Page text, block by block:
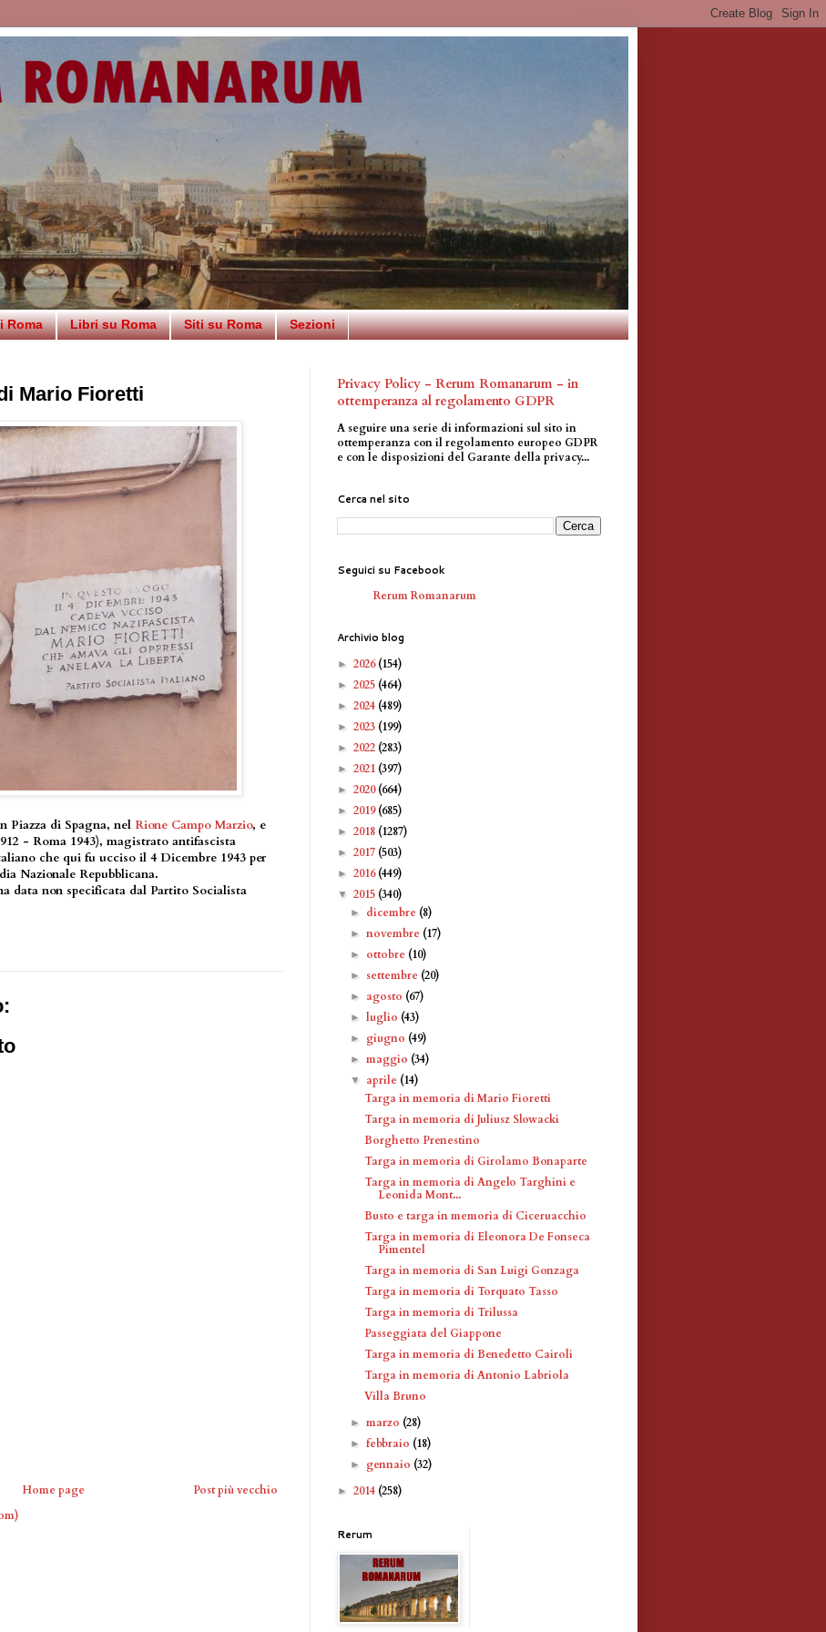
Roma Libri su Roma Siti su Roma Sezioni
Mario Fioretti
Piazza di Spagna, nel Rione Campo Marzio, e
- Roma 1943), magistrato antifascista
che qui fu ucciso il 4 Dicembre 1943 per
Nazionale Repubblicana.
data non specificata dal Partito Socialista
Post più vecchio
Home page
Privacy Policy - Rerum Romanarum - in
ottemperanza al regolamento GDPR
A seguire una serie di informazioni sul sito in
ottemperanza con il regolamento europeo GDPR
e con le disposizioni del Garante della privacy...
Cerca nel sito
Seguici su Facebook
Rerum Romanarum
Archivio blog
► 2026(154)
► 2025 (464)
► 2024 (489)
► 2023 (199)
► 2022 (283)
► 2021 (397)
► 2020(664)
► 2019(685)
► 2018 (1287)
► 2017 (503)
► 2016(449)
▼ 2015 (340)
► dicembre (8)
►novembre (17)
► ottobre (10)
► settembre (20)
► agosto (67)
►luglio (43)
► giugno (49)
►maggio (34)
▼ aprile (14)
Targa in memoria di Mario Fioretti
Targa in memoria di Juliusz Slowacki
Borghetto Prenestino
Targa in memoria di Girolamo Bonaparte
Targa in memoria di Angelo Targhini e
Leonida Mont...
Busto e targa in memoria di Ciceruacchio
Targa in memoria di Eleonora De Fonseca
Pimentel
Targa in memoria di San Luigi Gonzaga
Targa in memoria di Torquato Tasso
Targa in memoria di Trilussa
Passeggiata del Giappone
Targa in memoria di Benedetto Cairoli
Targa in memoria di Antonio Labriola
Villa Bruno
►marzo (28)
►febbraio (18)
► gennaio (32)
► 2014 (258)
Rerum